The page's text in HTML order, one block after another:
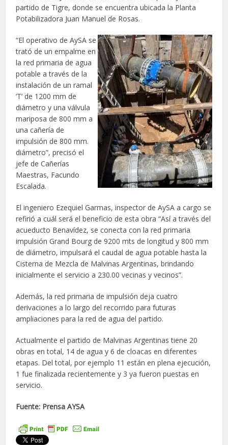
partido de Tigre, donde se encuentra ubicada la Planta
Potabilizadora Juan Manuel de Rosas.
“El operativo de AySA se
trató de un empalme en
la red primaria de agua
potable a través de la
instalación de un ramal
‘T’ de 1200 mm de
diámetro y una válvula
mariposa de 800 mm a
una cañería de
impulsión de 800 mm.
diámetro”, precisó el
jefe de Cañerías
Maestras, Facundo
Escalada.
El ingeniero Ezequiel Garmas, inspector de AySA a cargo se
refirió a cuál será el beneficio de esta obra “Así a través del
acueducto Benavídez, se conecta con la red primaria
impulsión Grand Bourg de 9200 mts de longitud y 800 mm
de diámetro, impulsará el caudal de agua potable hasta la
Cisterna de Mezcla de Malvinas Argentinas, brindando
inicialmente el servicio a 230.00 vecinas y vecinos”.
Además, la red primaria de impulsión deja cuatro
derivaciones a lo largo del recorrido para futuras
ampliaciones para la red de agua del partido.
Actualmente el partido de Malvinas Argentinas tiene 20
obras en total, 14 de agua y 6 de cloacas en diferentes
etapas. Del total, por ejemplo 11 están en plena ejecución,
1 fue finalizada recientemente y 3 ya fueron puestas en
servicio.
Fuente: Prensa AYSA